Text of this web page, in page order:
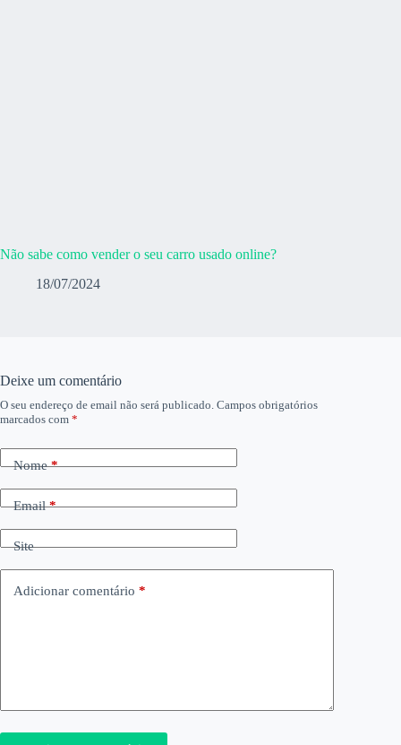
Não sabe como vender o seu carro usado online?
18/07/2024
Deixe um comentário
O seu endereço de email não será publicado. Campos obrigatórios
marcados com *
Nome*
Email*
Site
Adicionar comentário *